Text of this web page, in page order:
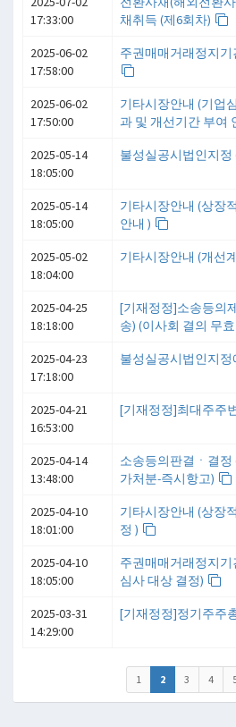
17:33:00
채취득 (제6회차)
2025-06-02
17:58:00
주권매매거래정지
2025-06-02
17:50:00
기타시장안내 (기업
과 및 개선기간 부여
2025-05-14
18:05:00
불성실공시법인지정
2025-05-14
18:05:00
기타시장안내 (상장
안내 )
2025-05-02
18:04:00
기타시장안내 (개선
2025-04-25
18:18:00
[기재정정]소송등의
송) (이사회 결의 무
2025-04-23
17:18:00
불성실공시법인지
2025-04-21
16:53:00
[기재정정]최대주주
2025-04-14
13:48:00
소송등의판결ㆍ결
가처분-즉시항고)
2025-04-10
18:01:00
기타시장안내 (상장
정 )
2025-04-10
18:05:00
주권매매거래정지
심사 대상 결정)
2025-03-31
14:29:00
[기재정정]정기주주
1 2 3 4